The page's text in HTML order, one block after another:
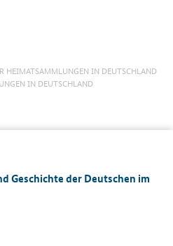
HEIMATSAMMLUNGEN IN DEUTSCHLAND
IN DEUTSCHLAND
Geschichte der Deutschen im